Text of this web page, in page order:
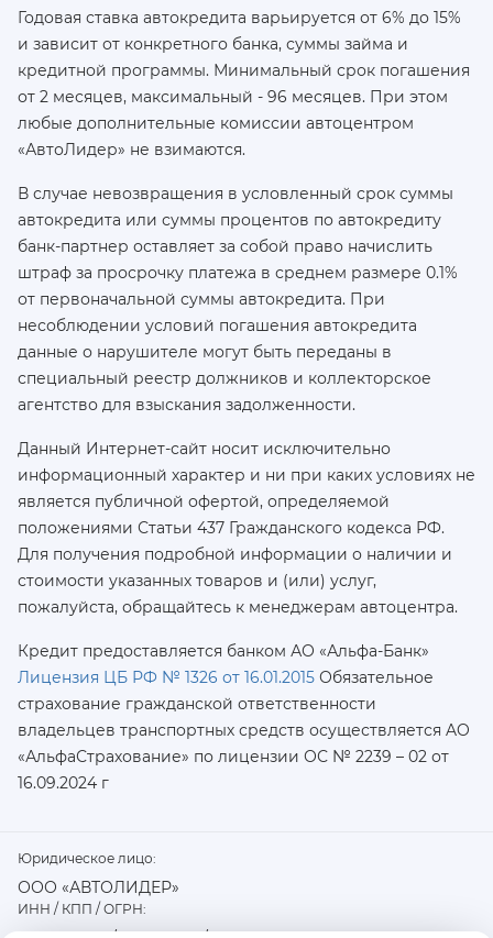
Годовая ставка автокредита варьируется от 6% до 15%
и зависит от конкретного банка, суммы займа и
кредитной программы. Минимальный срок погашения
от 2 месяцев, максимальный - 96 месяцев. При этом
любые дополнительные комиссии автоцентром
«АвтоЛидер» не взимаются.
В случае невозвращения в условленный срок суммы
автокредита или суммы процентов по автокредиту
банк-партнер оставляет за собой право начислить
штраф за просрочку платежа в среднем размере 0.1%
от первоначальной суммы автокредита. При
несоблюдении условий погашения автокредита
данные о нарушителе могут быть переданы в
специальный реестр должников и коллекторское
агентство для взыскания задолженности.
Данный Интернет-сайт носит исключительно
информационный характер и ни при каких условиях не
является публичной офертой, определяемой
положениями Статьи 437 Гражданского кодекса РФ.
Для получения подробной информации о наличии и
стоимости указанных товаров и (или) услуг,
пожалуйста, обращайтесь к менеджерам автоцентра.
Кредит предоставляется банком АО «Альфа-Банк»
Лицензия ЦБ РФ № 1326 от 16.01.2015 Обязательное
страхование гражданской ответственности
владельцев транспортных средств осуществляется AO
«АльфаСтрахование» по лицензии ОС № 2239 – 02 от
16.09.2024 г
Юридическое лицо:
ООО «АВТОЛИДЕР»
ИНН / КПП / ОГРН: